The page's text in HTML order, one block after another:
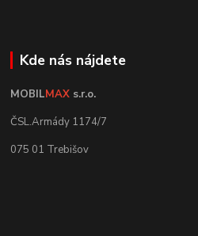
Kde nás nájdete
MOBILMAX s.r.o.
ČSL.Armády 1174/7
075 01 Trebišov